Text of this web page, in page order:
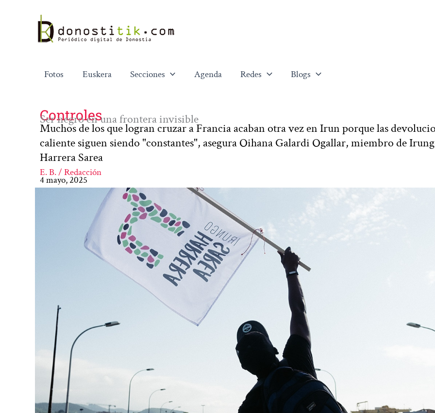
contenido
Fotos Euskera Secciones Agenda Redes Blogs
Controles
Ser negro en una frontera invisible
Muchos de los que logran cruzar a Francia acaban otra vez en Irun porque las
caliente siguen siendo "constantes", asegura Oihana Galardi Ogallar, miembro de
Harrera Sarea
E. B. / Redacción
4 mayo, 2025